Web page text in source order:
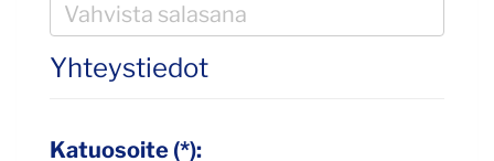
Yhteystiedot
Katuosoite (*):